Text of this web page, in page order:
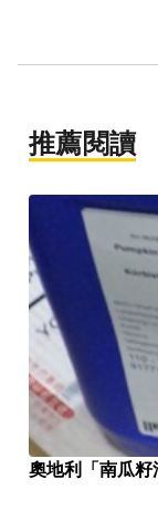
推薦閱讀
奧地利「南瓜